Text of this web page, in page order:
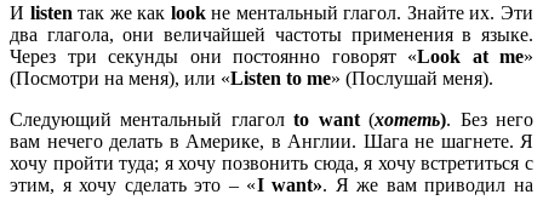
И listen так же как lookне ментальный глагол. Знайте их. Эти
два глагола, они величайшей частоты применения в языке.
Через три секунды они постоянно говорят «Look at me»
(Посмотри на меня), или «Listen to me» (Послушай меня).
Следующий ментальный глаголto want(хотеть). Без него
вам нечего делать в Америке, в Англии. Шага не шагнете. Я
хочу пройти туда; я хочу позвонить сюда, я хочу встретиться с
этим, я хочу сделать это – «Iwant». Я же вам приводил на